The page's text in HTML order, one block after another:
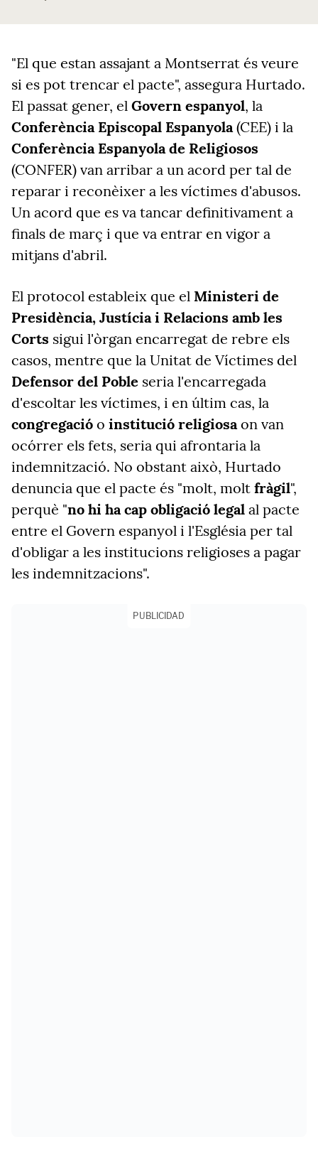
"El que estan assajant a Montserrat és veure
si es pot trencar el pacte", assegura Hurtado.
El passat gener, el Govern espanyol, la
Conferència Episcopal Espanyola(CEE) i la
Conferència Espanyola de Religiosos
(CONFER) van arribar a un acord per tal de
reparar i reconèixer a les víctimes d'abusos.
Un acord que es va tancar definitivament a
finals de març i que va entrar en vigor a
mitjans d'abril.
El protocol estableix que el Ministeri de
Presidència, Justícia i Relacions amb les
Corts sigui l'òrgan encarregat de rebre els
casos, mentre que la Unitat de Víctimes del
Defensor del Poble seria l'encarregada
d'escoltar les víctimes, i en últim cas, la
congregació o institució religiosaon van
ocórrer els fets, seria qui afrontaria la
indemnització. No obstant això, Hurtado
denuncia que el pacte és "molt, molt fràgil",
perquè "no hi ha cap obligació legal al pacte
entre el Govern espanyol i l'Església per tal
d'obligar a les institucions religioses a pagar
les indemnitzacions".
PUBLICIDAD